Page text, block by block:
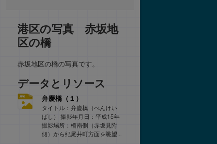
港区の写真 赤坂地
区の橋
赤坂地区の橋の写真です。
データとリソース
弁慶橋（１）
タイトル：弁慶橋（べんけい
ばし） 撮影年月日：平成15年
撮影場所：橋南側（赤坂見附
側）から紀尾井町方面を眺望...